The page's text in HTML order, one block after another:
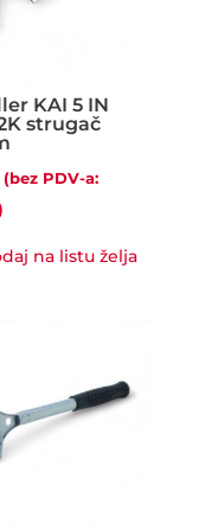
KAI 5 IN
strugač
(bez PDV-a:
na listu želja